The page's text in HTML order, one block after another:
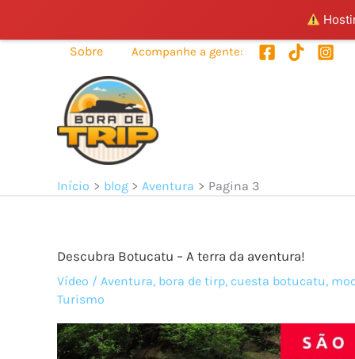
Sobre Acompanhe a gente:
Início blog Aventura Pagina 3
Descubra Botucatu – A terra da aventura!
Vídeo / Aventura, bora de tirp, cuesta botucatu,
Turismo